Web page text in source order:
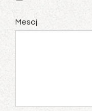
Mesaj